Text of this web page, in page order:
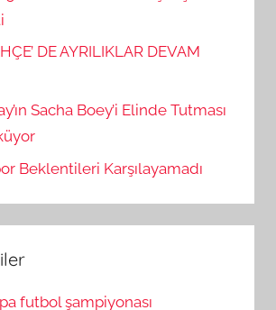
DE AYRILIKLAR DEVAM
Sacha Boey’i Elinde Tutması
Beklentileri Karşılayamadı
futbol şampiyonası